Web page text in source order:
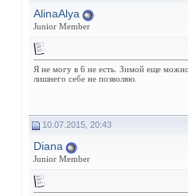
АlinaАlya
Junior Member
Я не могу в 6 не есть. Зимой еще
лишнего себе не позволяю.
10.07.2015, 20:43
Diana
Junior Member